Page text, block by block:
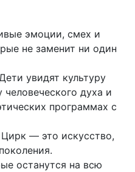
эмоции, смех и
не заменит ни один
увидят культуру
духа и
программах с
— это искусство,
останутся на всю